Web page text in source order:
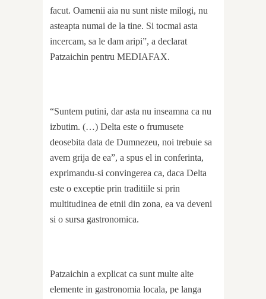
facut. Oamenii aia nu sunt niste milogi, nu
asteapta numai de la tine. Si tocmai asta
incercam, sa le dam aripi”, a declarat
Patzaichin pentru MEDIAFAX.
“Suntem putini, dar asta nu inseamna ca nu
izbutim. (…) Delta este o frumusete
deosebita data de Dumnezeu, noi trebuie sa
avem grija de ea”, a spus el in conferinta,
exprimandu-si convingerea ca, daca Delta
este o exceptie prin traditiile si prin
multitudinea de etnii din zona, ea va deveni
si o sursa gastronomica.
Patzaichin a explicat ca sunt multe alte
elemente in gastronomia locala, pe langa